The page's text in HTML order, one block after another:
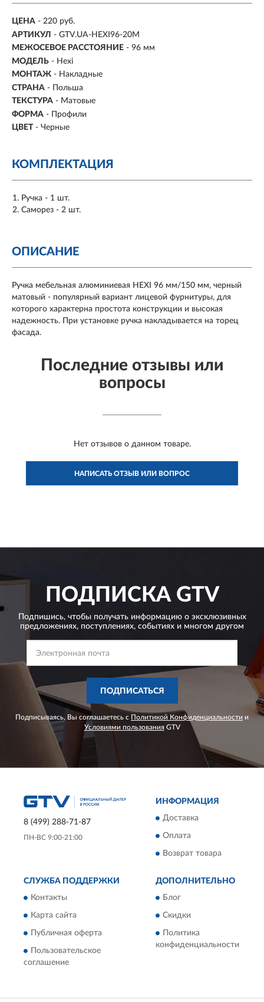
ЦЕНА - 220 руб.
АРТИКУЛ - GTV.UA-HEXI96-20M
МЕЖОСЕВОЕ РАССТОЯНИЕ - 96 мм
МОДЕЛЬ - Hexi
МОНТАЖ - Накладные
СТРАНА - Польша
ТЕКСТУРА - Матовые
ФОРМА - Профили
ЦВЕТ - Черные
КОМПЛЕКТАЦИЯ
Ручка - 1 шт.
Саморез - 2 шт.
ОПИСАНИЕ
Ручка мебельная алюминиевая HEXI 96 мм/150 мм, черный
матовый - популярный вариант лицевой фурнитуры, для
которого характерна простота конструкции и высокая
надежность. При установке ручка накладывается на торец
фасада.
Последние отзывы или
вопросы
Нет отзывов о данном товаре.
НАПИСАТЬ ОТЗЫВ ИЛИ ВОПРОС
ПОДПИСКАGTV
Подпишись, чтобы получать информацию о эксклюзивных
предложениях, поступлениях, событиях и многом другом
ПОДПИСАТЬСЯ
Подписываясь, Вы соглашаетесь с Политикой Конфиденциальности и
Условиями пользованияGTV
8 (499) 288-71-87
ПН-ВС 9:00-21:00
ИНФОРМАЦИЯ
Доставка
Оплата
Возврат товара
СЛУЖБА ПОДДЕРЖКИ
Контакты
Карта сайта
Публичная оферта
Пользовательское
соглашение
ДОПОЛНИТЕЛЬНО
Блог
Скидки
Политика
конфиденциальности